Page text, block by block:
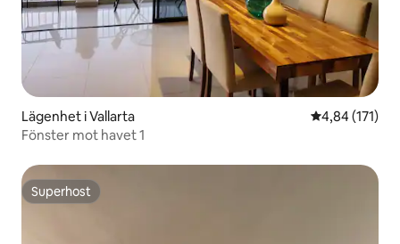
Lägenhet i Vallarta 4,84 av 5 i
4,84 (171)
Fönster mot havet 1
Superhost
Superhost